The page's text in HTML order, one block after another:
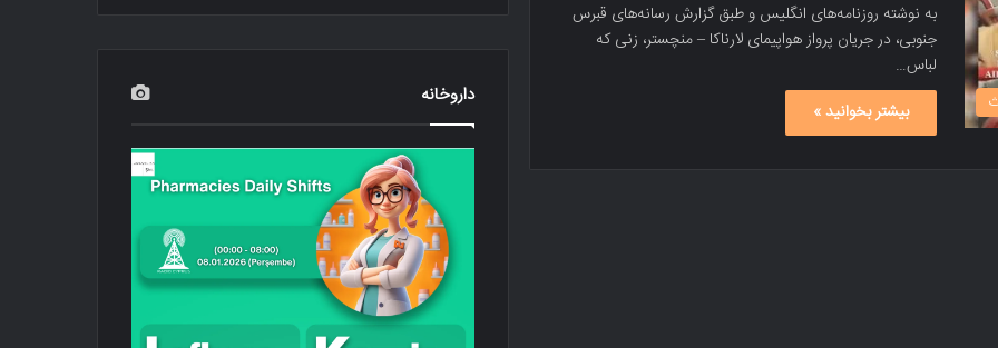
به نوشته روزنامه‌های انگلیس و طبق گزارش رسانه‌های قبرس
جنوبی، در جریان پرواز هواپیمای لارناکا – منچستر، زنی که
لباس…
بیشتر بخوانید »
داروخانه